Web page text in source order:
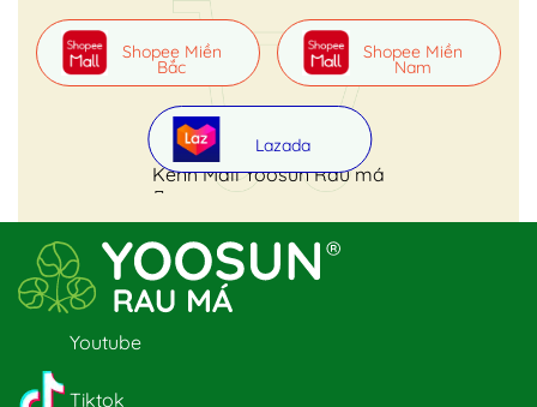
Kênh Mall Yoosun Rau má
Shopee Miền
Bắc
Shopee Miền
Nam
Lazada
Youtube
Tiktok